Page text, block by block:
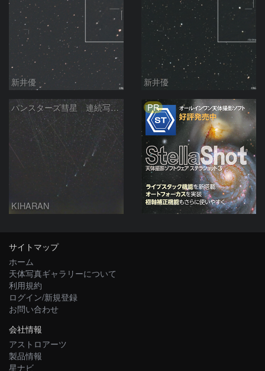
新井優 新井優
パンスターズ彗星 連続写真 再処理
KIHARAN
PR
サイトマップ
ホーム
天体写真ギャラリーについて
利用規約
ログイン/新規登録
お問い合わせ
会社情報
アストロアーツ
製品情報
星ナビ